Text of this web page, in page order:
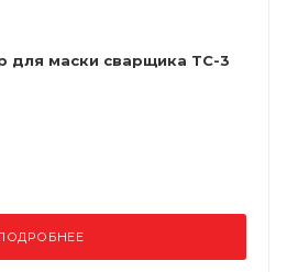
для маски сварщика ТС-3